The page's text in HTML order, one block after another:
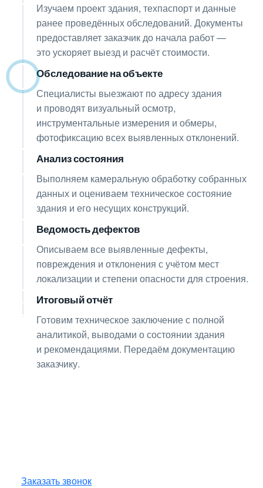
Изучаем проект здания, техпаспорт и данные
ранее проведённых обследований. Документы
предоставляет заказчик до начала работ —
это ускоряет выезд и расчёт стоимости.
Обследование на объекте
Специалисты выезжают по адресу здания
и проводят визуальный осмотр,
инструментальные измерения и обмеры,
фотофиксацию всех выявленных отклонений.
Анализ состояния
Выполняем камеральную обработку собранных
данных и оцениваем техническое состояние
здания и его несущих конструкций.
Ведомость дефектов
Описываем все выявленные дефекты,
повреждения и отклонения с учётом мест
локализации и степени опасности для строения.
05 Итоговый отчёт
Готовим техническое заключение с полной
аналитикой, выводами о состоянии здания
и рекомендациями. Передаём документацию
заказчику.
Заказать звонок